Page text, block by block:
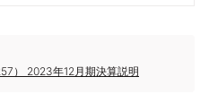
） 2023年12月期決算説明